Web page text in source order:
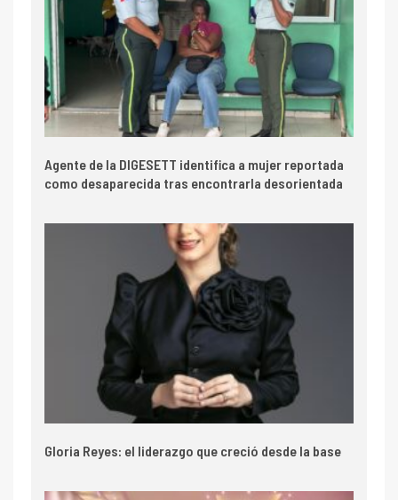
Agente de la DIGESETT identifica a mujer reportada
como desaparecida tras encontrarla desorientada
Gloria Reyes: el liderazgo que creció desde la base